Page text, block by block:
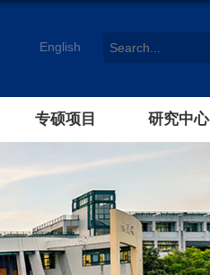
English
专硕项目 研究中心